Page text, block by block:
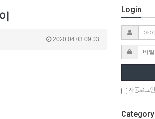
2020.04.03 09:03
Login
자동로그인
Category